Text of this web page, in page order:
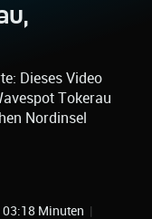
Dieses Video
Tokerau
Nordinsel
03:18 Minuten |